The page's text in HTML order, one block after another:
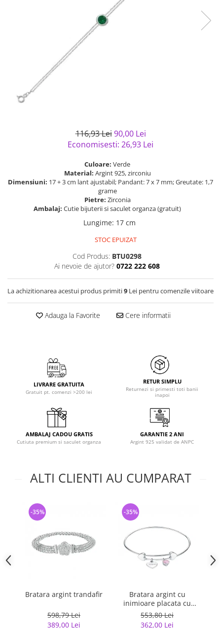
Bijuterii argint placat cu aur
Bijuterii argint cu diverse
Bijuterii argint cu murano
Bijuterii fantezie
Casete si cutii de bijuterii
Bijuterii tungsten
Accesorii Piele
Solutii si lavete de curatare
116,93 Lei 90,00 Lei
Economisesti: 26,93 Lei
Culoare: Verde
Material: Argint 925, zirconiu
Dimensiuni: 17 + 3 cm lant ajustabil; Pandant: 7 x 7 mm; Greutate: 1,7
grame
Pietre: Zirconia
Ambalaj: Cutie bijuterii si saculet organza (gratuit)
Lungime: 17 cm
STOC EPUIZAT
Cod Produs: BTU0298
Ai nevoie de ajutor? 0722 222 608
La achizitionarea acestui produs primiti9 Lei pentru comenzile viitoare
Adauga la Favorite Cere informatii
LIVRARE GRATUITA
Gratuit pt. comenzi >200 lei
RETUR SIMPLU
Returnezi si primesti toti banii
inapoi
AMBALAJ CADOU GRATIS
Cutiuta premium si saculet organza
GARANTIE 2 ANI
Argint 925 validat de ANPC
ALTI CLIENTI AU CUMPARAT
Bratara argint trandafir
598,79 Lei
389,00 Lei
-35%
Bratara argint cu
inimioare placata cu
rodiu
553,80 Lei
362,00 Lei
-35%